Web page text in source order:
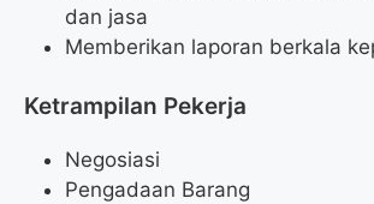
dan jasa
Memberikan laporan berkala
Ketrampilan Pekerja
Negosiasi
Pengadaan Barang